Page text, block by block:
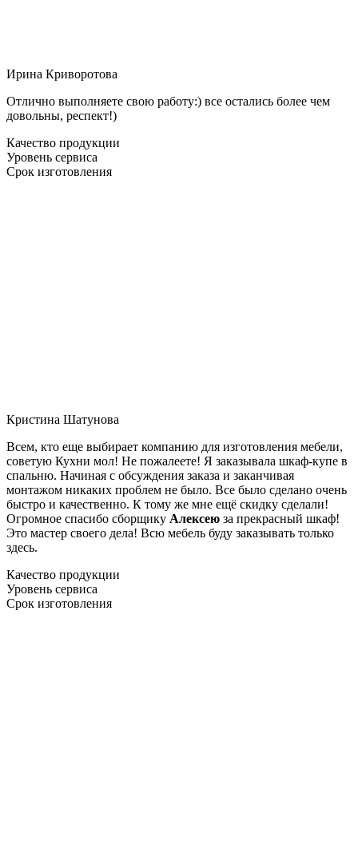
Ирина Криворотова
Отлично выполняете свою работу:) все остались более чем
довольны, респект!)
Качество продукции
Уровень сервиса
Срок изготовления
Кристина Шатунова
Всем, кто еще выбирает компанию для изготовления мебели,
советую Кухни мол! Не пожалеете! Я заказывала шкаф-купе в
спальню. Начиная с обсуждения заказа и заканчивая
монтажом никаких проблем не было. Все было сделано очень
быстро и качественно. К тому же мне ещё скидку сделали!
Огромное спасибо сборщику Алексею за прекрасный шкаф!
Это мастер своего дела! Всю мебель буду заказывать только
здесь.
Качество продукции
Уровень сервиса
Срок изготовления